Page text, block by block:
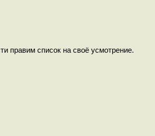
правим список на своё усмотрение.